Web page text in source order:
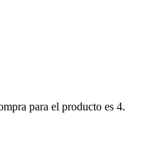
para el producto es 4.